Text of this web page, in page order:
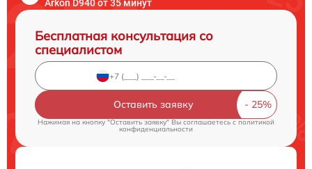
Arkon D940 от 35 минут
Бесплатная консультация со
специалистом
Оставить заявку
Нажимая на кнопку "Оставить заявку" Вы соглашаетесь c политикой
конфиденциальности